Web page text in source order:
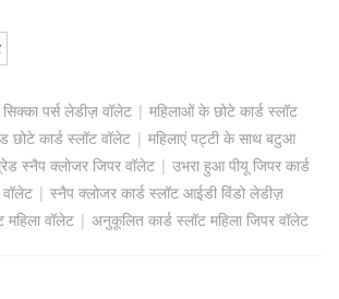
पर्स लेडीज़ वॉलेट | महिलाओं के छोटे कार्ड स्लॉट
छोटे कार्ड स्लॉट वॉलेट | महिलाएं पट्टी के साथ बटुआ
स्नैप क्लोजर जिपर वॉलेट | उभरा हुआ पीयू जिपर कार्ड
| स्नैप क्लोजर कार्ड स्लॉट आईडी विंडो लेडीज़
महिला वॉलेट | अनुकूलित कार्ड स्लॉट महिला जिपर वॉलेट